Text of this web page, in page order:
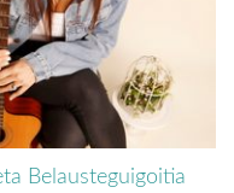
Belausteguigoitia